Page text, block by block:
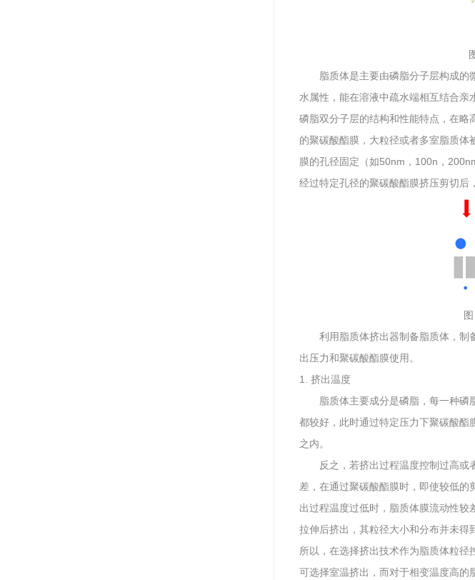
脂质体是主要由磷脂分子层构成
水属性，能在溶液中疏水端相互结合
磷脂双分子层的结构和性能特点，在略
的聚碳酸酯膜，大粒径或者多室脂质
膜的孔径固定（如50nm，100n，
经过特定孔径的聚碳酸酯膜挤压剪切后
利用脂质体挤出器制备脂质体，制
出压力和聚碳酸酯膜使用。
1. 挤出温度
脂质体主要成分是磷脂，每一种
都较好，此时通过特定压力下聚碳酸酯
之内。
反之，若挤出过程温度控制过高
差，在通过聚碳酸酯膜时，即使较低
出过程温度过低时，脂质体膜流动性
拉伸后挤出，其粒径大小和分布并未得
所以，在选择挤出技术作为脂质体粒
可选择室温挤出，而对于相变温度高的